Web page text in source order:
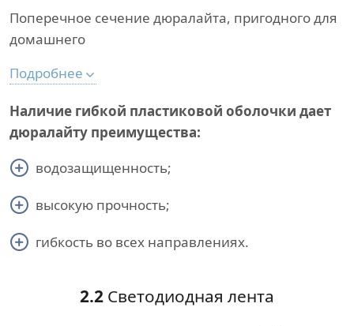
Поперечное сечение дюралайта, пригодного для
домашнего
Подробнее
Наличие гибкой пластиковой оболочки дает
дюралайту преимущества:
водозащищенность;
высокую прочность;
гибкость во всех направлениях.
2.2 Светодиодная лента